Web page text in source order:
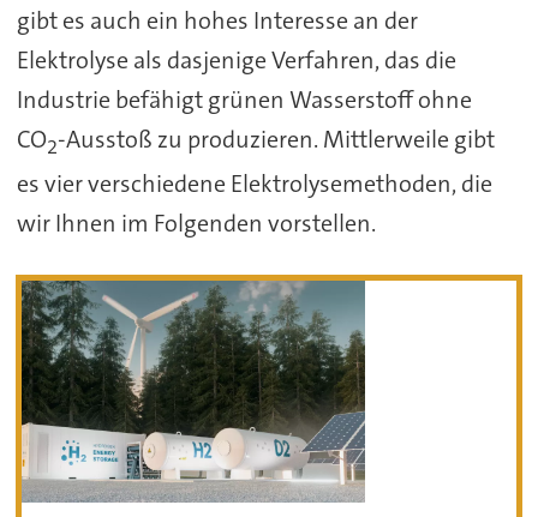
gibt es auch ein hohes Interesse an der
Elektrolyse als dasjenige Verfahren, das die
Industrie befähigt grünen Wasserstoff ohne
CO2-Ausstoß zu produzieren. Mittlerweile gibt
es vier verschiedene Elektrolysemethoden, die
wir Ihnen im Folgenden vorstellen.